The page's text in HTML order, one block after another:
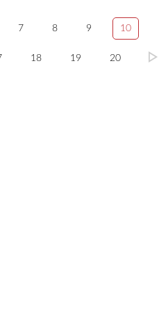
7 8 9 10
18 19 20